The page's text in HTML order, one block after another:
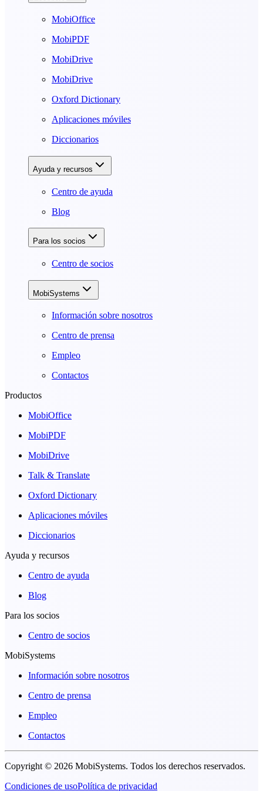
MobiOffice
MobiPDF
MobiDrive
MobiDrive
Oxford Dictionary
Aplicaciones móviles
Diccionarios
Ayuda y recursos
Centro de ayuda
Blog
Para los socios
Centro de socios
MobiSystems
Información sobre nosotros
Centro de prensa
Empleo
Contactos
Productos
MobiOffice
MobiPDF
MobiDrive
Talk & Translate
Oxford Dictionary
Aplicaciones móviles
Diccionarios
Ayuda y recursos
Centro de ayuda
Blog
Para los socios
Centro de socios
MobiSystems
Información sobre nosotros
Centro de prensa
Empleo
Contactos
Copyright © 2026 MobiSystems. Todos los derechos reservados.
Condiciones de usoPolítica de privacidad